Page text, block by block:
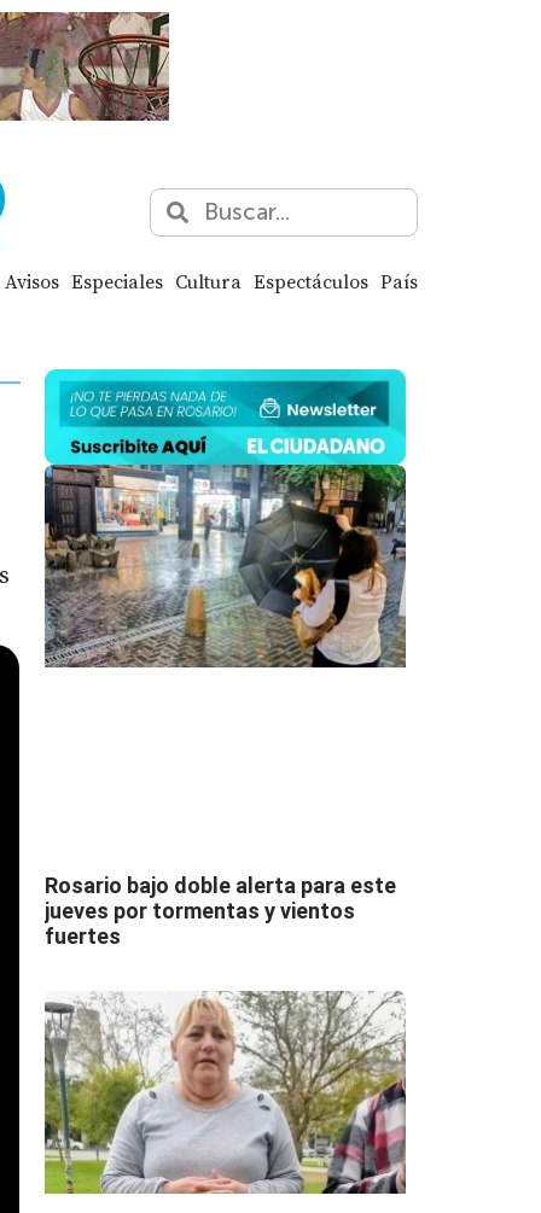
Avisos Especiales Cultura Espectáculos País
Rosario bajo doble alerta para este
jueves por tormentas y vientos
fuertes